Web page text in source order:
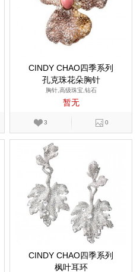
CINDY CHAO四季系列
孔克珠花朵胸针
胸针,高级珠宝,钻石
暂无
3 0
CINDY CHAO四季系列
枫叶耳环